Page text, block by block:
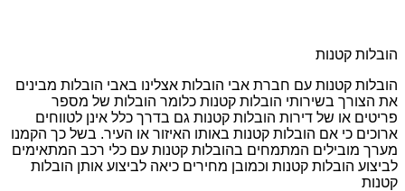
הובלות קטנות
הובלות קטנות עם חברת אבי הובלות אצלינו באבי הובלות מבינים
את הצורך בשירותי הובלות קטנות כלומר הובלות של מספר
פריטים או של דירות הובלות קטנות גם בדרך כלל אינן לטווחים
ארוכים כי אם הובלות קטנות באותו האיזור או העיר. בשל כך הקמנו
מערך מובילים המתמחים בהובלות קטנות עם כלי רכב המתאימים
לביצוע הובלות קטנות וכמובן מחירים כיאה לביצוע אותן הובלות
קטנות